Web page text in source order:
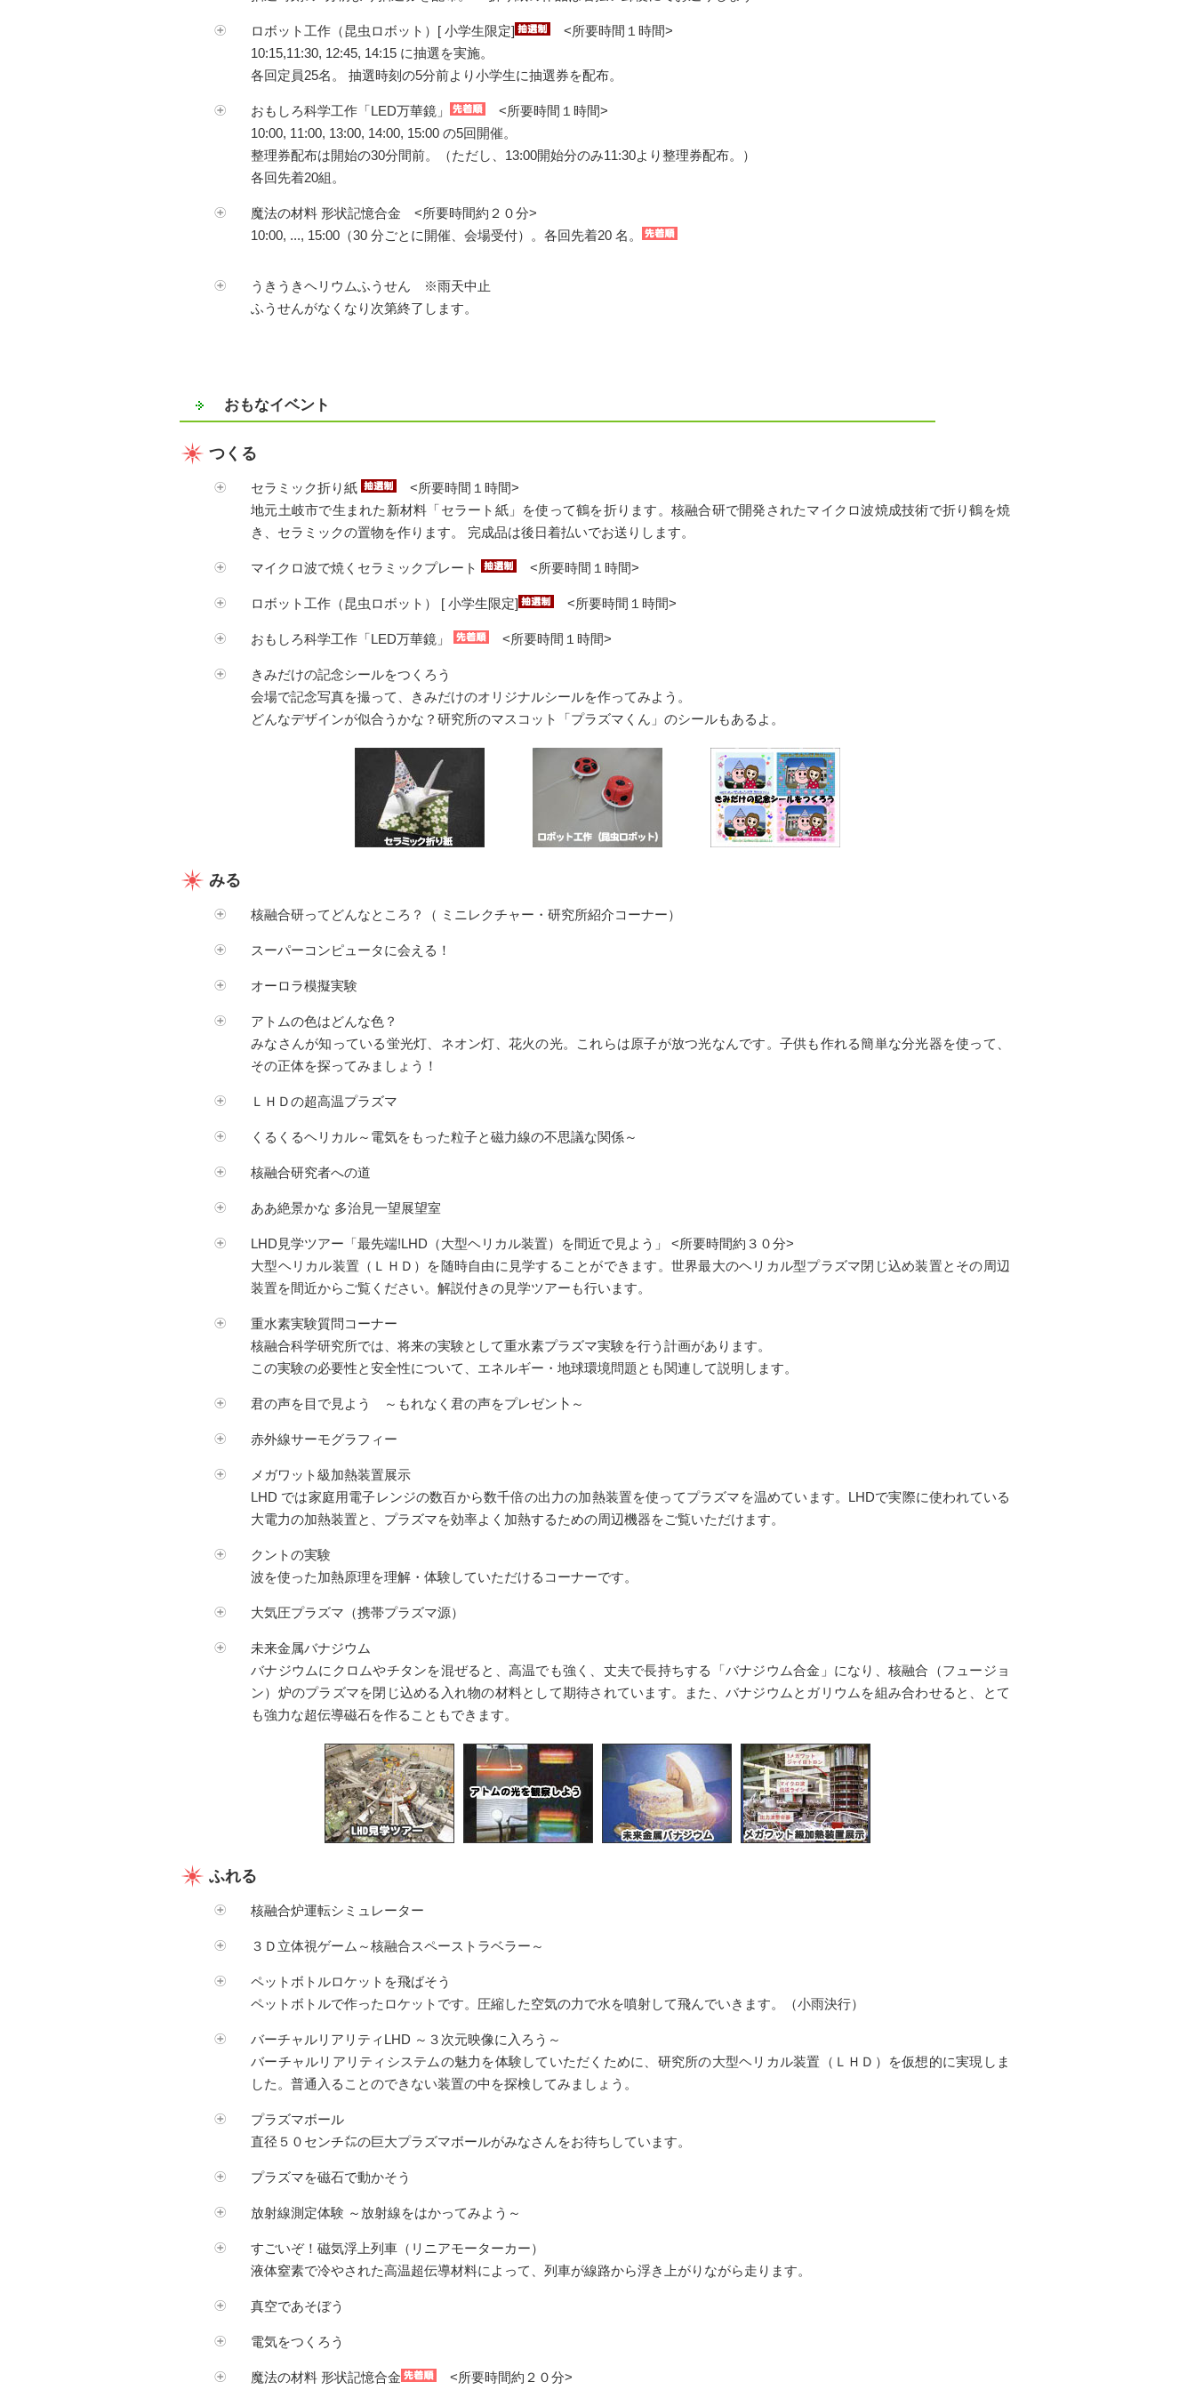
ロボット工作（昆虫ロボット）[ 小学生限定]
<所要時間１時間>
10:15,11:30, 12:45, 14:15 に抽選を実施。
各回定員25名。 抽選時刻の5分前より小学生に抽選券を配布。
おもしろ科学工作「LED万華鏡」
<所要時間１時間>
10:00, 11:00, 13:00, 14:00, 15:00 の5回開催。
整理券配布は開始の30分間前。（ただし、13:00開始分のみ11:30より整理券配布。）
各回先着20組。
魔法の材料 形状記憶合金 <所要時間約２０分>
10:00, ..., 15:00（30 分ごとに開催、会場受付）。各回先着20 名。
うきうきヘリウムふうせん ※雨天中止
ふうせんがなくなり次第終了します。
おもなイベント
つくる
セラミック折り紙
<所要時間１時間>
地元土岐市で生まれた新材料「セラート紙」を使って鶴を折ります。核融合研で開発されたマイクロ波焼成技術で折り鶴を焼
き、セラミックの置物を作ります。 完成品は後日着払いでお送りします。
マイクロ波で焼くセラミックプレート <所要時間１時間>
ロボット工作（昆虫ロボット） [ 小学生限定] <所要時間１時間>
おもしろ科学工作「LED万華鏡」 <所要時間１時間>
きみだけの記念シールをつくろう
会場で記念写真を撮って、きみだけのオリジナルシールを作ってみよう。
どんなデザインが似合うかな？研究所のマスコット「プラズマくん」のシールもあるよ。
みる
核融合研ってどんなところ？（ ミニレクチャー・研究所紹介コーナー）
スーパーコンピュータに会える！
オーロラ模擬実験
アトムの色はどんな色？
みなさんが知っている蛍光灯、ネオン灯、花火の光。これらは原子が放つ光なんです。子供も作れる簡単な分光器を使って、
その正体を探ってみましょう！
ＬＨＤの超高温プラズマ
くるくるヘリカル～電気をもった粒子と磁力線の不思議な関係～
核融合研究者への道
ああ絶景かな 多治見一望展望室
LHD見学ツアー「最先端!LHD（大型ヘリカル装置）を間近で見よう」 <所要時間約３０分>
大型ヘリカル装置（ＬＨＤ）を随時自由に見学することができます。世界最大のヘリカル型プラズマ閉じ込め装置とその周辺
装置を間近からご覧ください。解説付きの見学ツアーも行います。
重水素実験質問コーナー
核融合科学研究所では、将来の実験として重水素プラズマ実験を行う計画があります。
この実験の必要性と安全性について、エネルギー・地球環境問題とも関連して説明します。
君の声を目で見よう ～もれなく君の声をプレゼン卜～
赤外線サーモグラフィー
メガワット級加熱装置展示
LHD では家庭用電子レンジの数百から数千倍の出力の加熱装置を使ってプラズマを温めています。LHDで実際に使われている
大電力の加熱装置と、プラズマを効率よく加熱するための周辺機器をご覧いただけます。
クントの実験
波を使った加熱原理を理解・体験していただけるコーナーです。
大気圧プラズマ（携帯プラズマ源）
未来金属バナジウム
バナジウムにクロムやチタンを混ぜると、高温でも強く、丈夫で長持ちする「バナジウム合金」になり、核融合（フュージョ
ン）炉のプラズマを閉じ込める入れ物の材料として期待されています。また、バナジウムとガリウムを組み合わせると、とて
も強力な超伝導磁石を作ることもできます。
ふれる
核融合炉運転シミュレーター
３Ｄ立体視ゲーム～核融合スペーストラベラー～
ペットボトルロケットを飛ばそう
ペットボトルで作ったロケットです。圧縮した空気の力で水を噴射して飛んでいきます。（小雨決行）
バーチャルリアリティLHD ～３次元映像に入ろう～
バーチャルリアリティシステムの魅力を体験していただくために、研究所の大型ヘリカル装置（ＬＨＤ）を仮想的に実現しま
した。普通入ることのできない装置の中を探検してみましょう。
プラズマボール
直径５０センチ㍍の巨大プラズマボールがみなさんをお待ちしています。
プラズマを磁石で動かそう
放射線測定体験 ～放射線をはかってみよう～
すごいぞ！磁気浮上列車（リニアモーターカー）
液体窒素で冷やされた高温超伝導材料によって、列車が線路から浮き上がりながら走ります。
真空であそぼう
電気をつくろう
魔法の材料 形状記憶合金 <所要時間約２０分>